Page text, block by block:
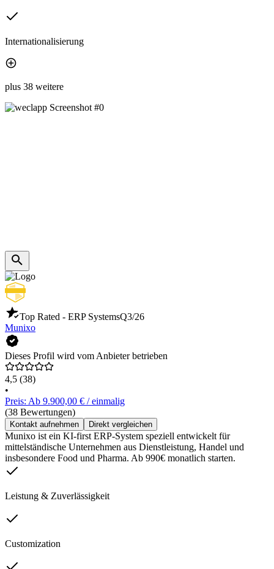
Internationalisierung
plus 38 weitere
Top Rated - ERP SystemsQ3/26
Munixo
Dieses Profil wird vom Anbieter betrieben
4,5 (38)
•
Preis: Ab 9.900,00 € / einmalig
(38 Bewertungen)
Kontakt aufnehmen Direkt vergleichen
Munixo ist ein KI-first ERP-System speziell entwickelt für
mittelständische Unternehmen aus Dienstleistung, Handel und
insbesondere Food und Pharma. Ab 990€ monatlich starten.
Leistung & Zuverlässigkeit
Customization